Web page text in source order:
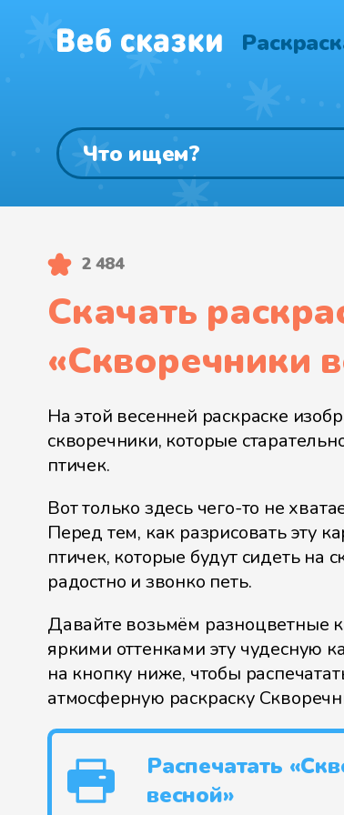
2 484
Скачать
«Скворечники
На этой весенней раскраске
скворечники, которые
птичек.
Вот только здесь чего-то не
Перед тем, как разрисовать эту
птичек, которые будут сидеть на
радостно и звонко петь.
Давайте возьмём разноцветные
яркими оттенками эту чудесную
на кнопку ниже, чтобы
атмосферную раскраску
Распечатать
весной»